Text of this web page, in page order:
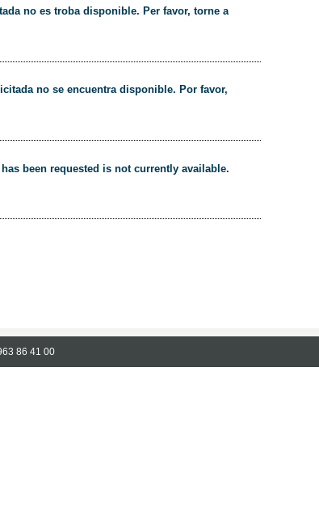
no es troba disponible. Per favor, torne a
no se encuentra disponible. Por favor,
been requested is not currently available.
86 41 00